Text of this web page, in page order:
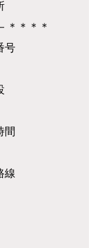
＊＊＊＊
号
間
線